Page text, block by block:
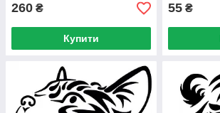
260 ₴
Купити
55 ₴